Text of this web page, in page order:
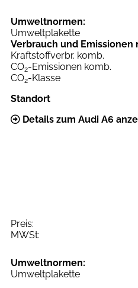
Umweltnormen:
Umweltplakette
Verbrauch und Emissionen
Kraftstoffverbr. komb.
CO2-Emissionen komb.
CO2-Klasse
Standort
Details zum Audi A6
Preis:
MWSt:
Umweltnormen:
Umweltplakette